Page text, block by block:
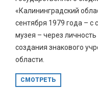
«Калининградский
сентября 1979 года – с
музея – через
создания знакового
области.
СМОТРЕТЬ